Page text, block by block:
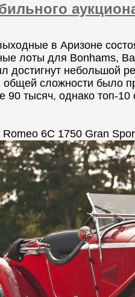
в Аризоне
лоты для Bonhams,
достигнут небольшой
общей сложности было
90 тысяч, однако топ-
6C 1750 Gran